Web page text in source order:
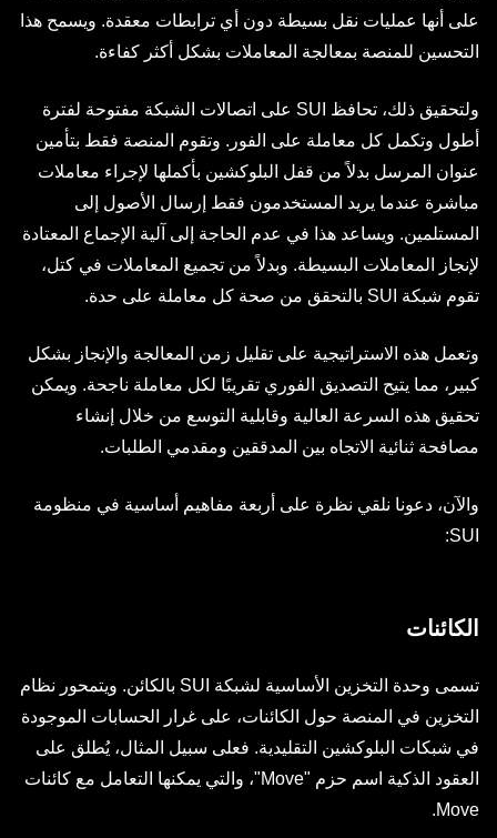
على أنها عمليات نقل بسيطة دون أي ترابطات معقدة. ويسمح هذا
التحسين للمنصة بمعالجة المعاملات بشكل أكثر كفاءة.
ولتحقيق ذلك، تحافظ SUI على اتصالات الشبكة مفتوحة لفترة
أطول وتكمل كل معاملة على الفور. وتقوم المنصة فقط بتأمين
عنوان المرسل بدلاً من قفل البلوكشين بأكملها لإجراء معاملات
مباشرة عندما يريد المستخدمون فقط إرسال الأصول إلى
المستلمين. ويساعد هذا في عدم الحاجة إلى آلية الإجماع المعتادة
لإنجاز المعاملات البسيطة. وبدلاً من تجميع المعاملات في كتل،
تقوم شبكة SUI بالتحقق من صحة كل معاملة على حدة.
وتعمل هذه الاستراتيجية على تقليل زمن المعالجة والإنجاز بشكل
كبير، مما يتيح التصديق الفوري تقريبًا لكل معاملة ناجحة. ويمكن
تحقيق هذه السرعة العالية وقابلية التوسع من خلال إنشاء
مصافحة ثنائية الاتجاه بين المدققين ومقدمي الطلبات.
والآن، دعونا نلقي نظرة على أربعة مفاهيم أساسية في منظومة
SUI:
الكائنات
تسمى وحدة التخزين الأساسية لشبكة SUI بالكائن. ويتمحور نظام
التخزين في المنصة حول الكائنات، على غرار الحسابات الموجودة
في شبكات البلوكشين التقليدية. فعلى سبيل المثال، يُطلق على
العقود الذكية اسم حزم "Move"، والتي يمكنها التعامل مع كائنات
Move.